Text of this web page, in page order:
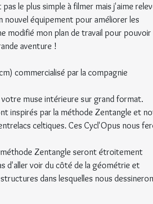
le plus simple à filmer mais j'aime
équipement pour améliorer les
modifié mon plan de travail pour pouvoir
aventure !
commercialisé par la compagnie
muse intérieure sur grand format.
inspirés par la méthode Zentangle et
celtiques. Ces Cycl'Opus nous
Zentangle seront étroitement
d'aller voir du côté de la géométrie et
dans lesquelles nous